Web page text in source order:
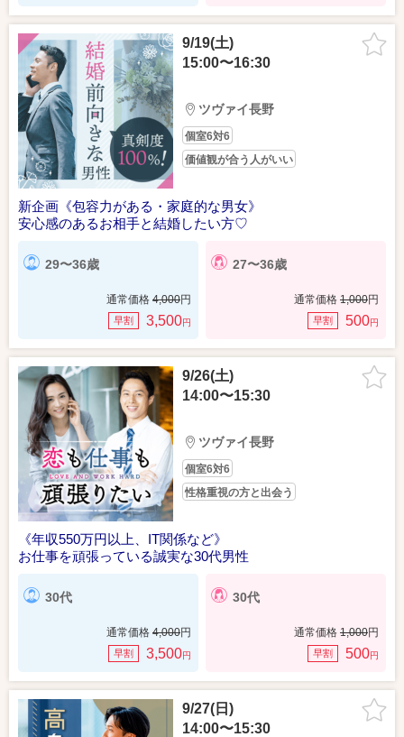
9/19(土)
15:00〜16:30
ツヴァイ長野
個室6対6
価値観が合う人がいい
新企画《包容力がある・家庭的な男女》
安心感のあるお相手と結婚したい方♡
29〜36歳
通常価格 4,000円
早割 3,500円
27〜36歳
通常価格 1,000円
早割 500円
9/26(土)
14:00〜15:30
ツヴァイ長野
個室6対6
性格重視の方と出会う
《年収550万円以上、IT関係など》
お仕事を頑張っている誠実な30代男性
30代
通常価格 4,000円
早割 3,500円
30代
通常価格 1,000円
早割 500円
9/27(日)
14:00〜15:30